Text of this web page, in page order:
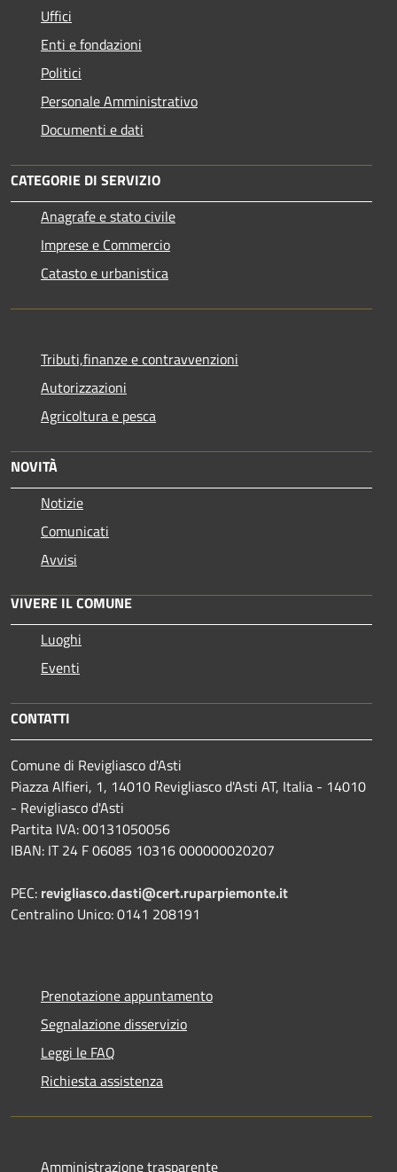
Uffici
Enti e fondazioni
Politici
Personale Amministrativo
Documenti e dati
CATEGORIE DI SERVIZIO
Anagrafe e stato civile
Imprese e Commercio
Catasto e urbanistica
Tributi,finanze e contravvenzioni
Autorizzazioni
Agricoltura e pesca
NOVITÀ
Notizie
Comunicati
Avvisi
VIVERE IL COMUNE
Luoghi
Eventi
CONTATTI
Comune di Revigliasco d'Asti
Piazza Alfieri, 1, 14010 Revigliasco d'Asti AT, Italia - 14010
- Revigliasco d'Asti
Partita IVA: 00131050056
IBAN: IT 24 F 06085 10316 000000020207
PEC: revigliasco.dasti@cert.ruparpiemonte.it
Centralino Unico: 0141 208191
Prenotazione appuntamento
Segnalazione disservizio
Leggi le FAQ
Richiesta assistenza
Amministrazione trasparente